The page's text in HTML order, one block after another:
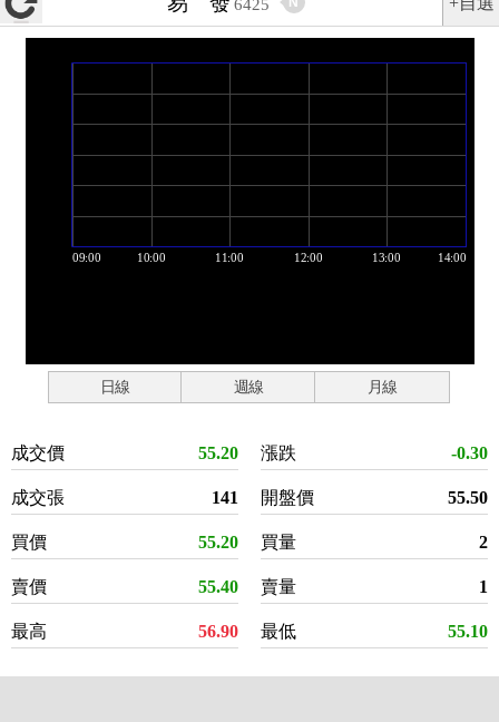
6425
日線 週線 月線
成交價 55.20
成交張 141
買價 55.20
賣價 55.40
最高 56.90
漲跌 -0.30
開盤價 55.50
買量 2
賣量 1
最低 55.10